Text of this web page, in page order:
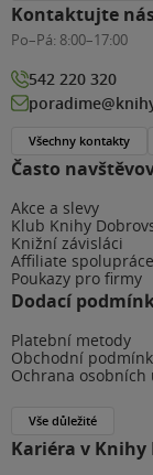
Často
Akce a slevy
Klub Knihy
Knižní závisláci
Affiliate spolupráce
Poukazy pro firmy
Dodací
Platební metody
Obchodní
Ochrana osobních
Vše důležité
Kariéra v Knihy
Kontaktujte
Po–Pá: 8:00–17:00
542 220 320
Všechny kontakty